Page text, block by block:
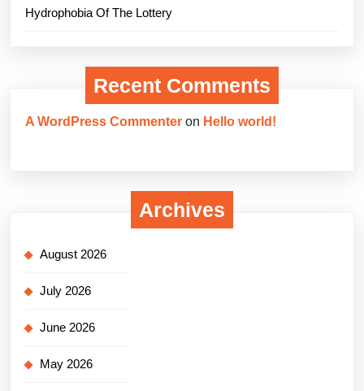
Hydrophobia Of The Lottery
Recent Comments
A WordPress Commenter on Hello world!
Archives
August 2026
July 2026
June 2026
May 2026